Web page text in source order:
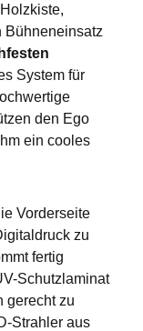
Bühneneinsatz
System für
den Ego
ein cooles
Vorderseite
zu
fertig
Schutzlaminat
gerecht zu
Strahler aus